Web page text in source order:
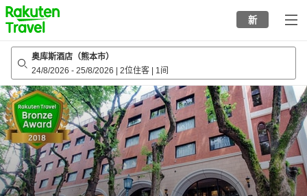
to
top
page
新
奥库斯酒店（熊本市）
24/8/2026 - 25/8/2026 2位住客 1间